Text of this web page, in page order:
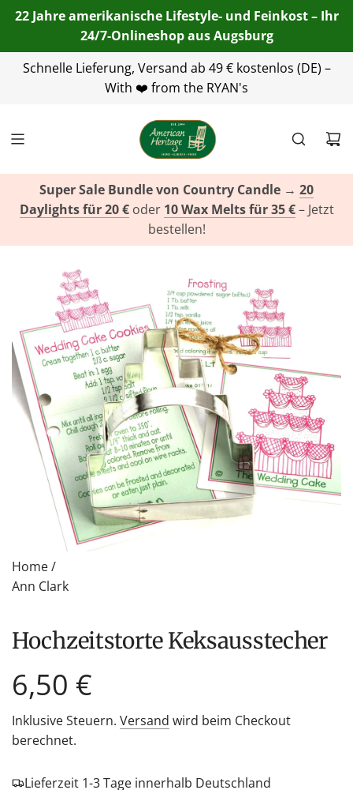
22 Jahre amerikanische Lifestyle- und Feinkost – Ihr
24/7-Onlineshop aus Augsburg
Schnelle Lieferung, Versand ab 49 € kostenlos (DE) –
With ❤️ from the RYAN's
+49(0)821 455 254 00
info@american-
heritage.de
+49(0)151 116 719 10
Super Sale Bundle von Country Candle → 20
Daylights für 20 €oder 10 Wax Melts für 35 €– Jetzt
bestellen!
Home/
Ann Clark
Hochzeitstorte Keksausstecher
Regulärer
Preis
6,50 €
Inklusive Steuern. Versand wird beim Checkout
berechnet.
Lieferzeit 1-3 Tage innerhalb Deutschland